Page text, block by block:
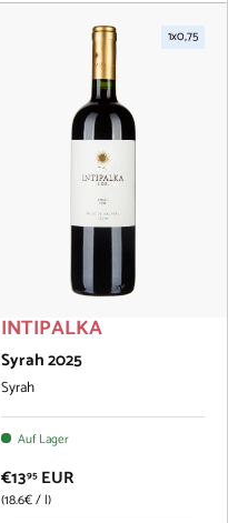
1x0,75
INTIPALKA
Syrah 2025
Syrah
Auf Lager
€1395 EUR
Grundpreis
18.6€/l